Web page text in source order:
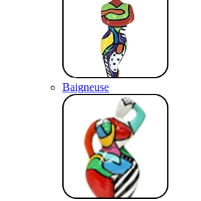
Baigneuse